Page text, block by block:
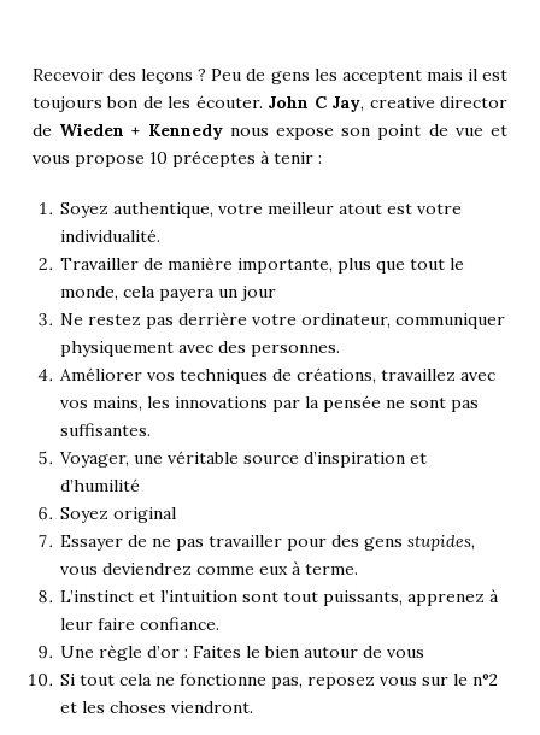
Recevoir des leçons ? Peu de gens les acceptent mais il est
toujours bon de les écouter. John C Jay, creative director
de Wieden + Kennedy nous expose son point de vue et
vous propose 10 préceptes à tenir :
Soyez authentique, votre meilleur atout est votre
individualité.
Travailler de manière importante, plus que tout le
monde, cela payera un jour
Ne restez pas derrière votre ordinateur, communiquer
physiquement avec des personnes.
Améliorer vos techniques de créations, travaillez avec
vos mains, les innovations par la pensée ne sont pas
suffisantes.
Voyager, une véritable source d’inspiration et
d’humilité
Soyez original
Essayer de ne pas travailler pour des gensstupides,
vous deviendrez comme eux à terme.
L’instinct et l’intuition sont tout puissants, apprenez à
leur faire confiance.
Une règle d’or : Faites le bien autour de vous
Si tout cela ne fonctionne pas, reposez vous sur le n°2
et les choses viendront.